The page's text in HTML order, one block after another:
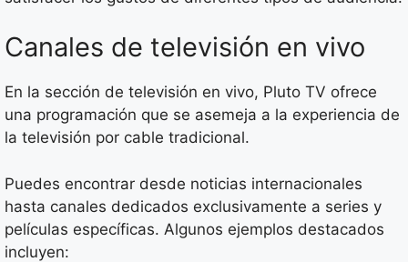
Canales de televisión en vivo
En la sección de televisión en vivo, Pluto TV ofrece
una programación que se asemeja a la experiencia de
la televisión por cable tradicional.
Puedes encontrar desde noticias internacionales
hasta canales dedicados exclusivamente a series y
películas específicas. Algunos ejemplos destacados
incluyen: